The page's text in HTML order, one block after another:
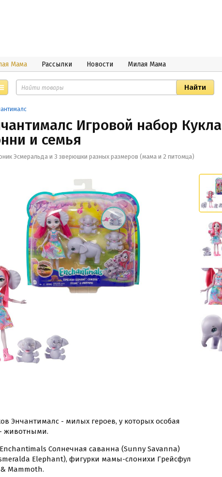
Мама Рассылки Новости Милая Мама
Игровой набор Кукла
и семья
Эсмеральда и 3 зверюшки разных размеров (мама и 2 питомца)
Энчантималс - милых героев, у которых особая
животными.
Солнечная саванна (Sunny Savanna)
Elephant), фигурки мамы-слонихи Грейсфул
Mammoth.